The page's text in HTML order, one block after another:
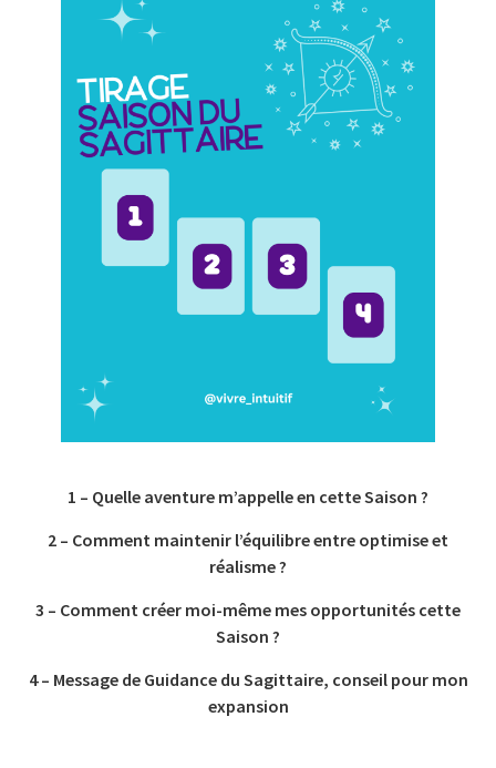
1 – Quelle aventure m’appelle en cette Saison ?
2 – Comment maintenir l’équilibre entre optimise et
réalisme ?
3 – Comment créer moi-même mes opportunités cette
Saison ?
4 – Message de Guidance du Sagittaire, conseil pour mon
expansion